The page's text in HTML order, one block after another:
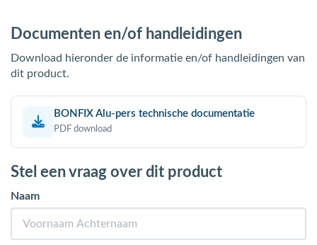
Documenten en/of handleidingen
Download hieronder de informatie en/of handleidingen van
dit product.
BONFIX Alu-pers technische documentatie
PDF download
Stel een vraag over dit product
Naam